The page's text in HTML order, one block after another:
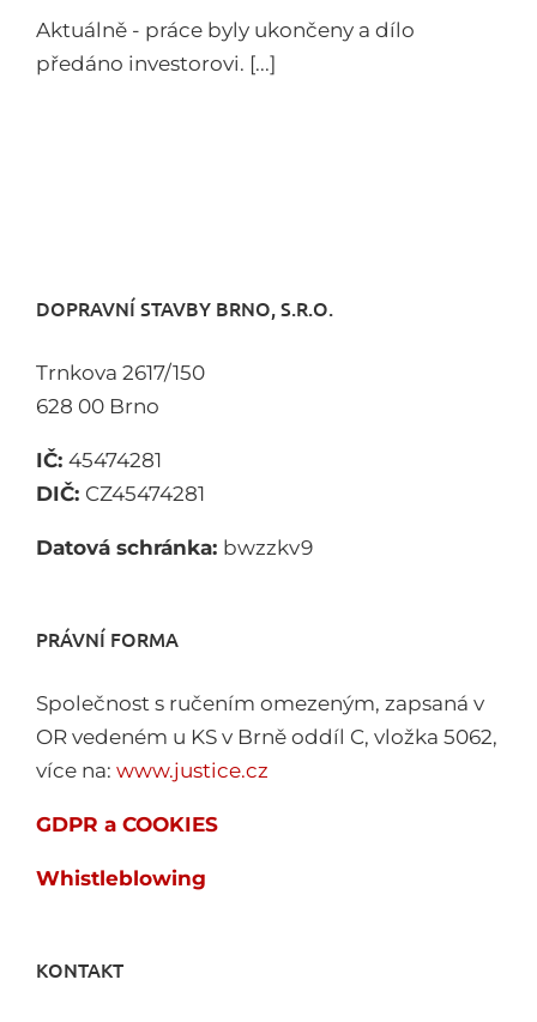
Aktuálně - práce byly ukončeny a dílo
předáno investorovi. [...]
DOPRAVNÍ STAVBY BRNO, S.R.O.
Trnkova 2617/150
628 00 Brno
IČ: 45474281
DIČ: CZ45474281
Datová schránka: bwzzkv9
PRÁVNÍ FORMA
Společnost s ručením omezeným, zapsaná v
OR vedeném u KS v Brně oddíl C, vložka 5062,
více na: www.justice.cz
GDPR a COOKIES
Whistleblowing
KONTAKT